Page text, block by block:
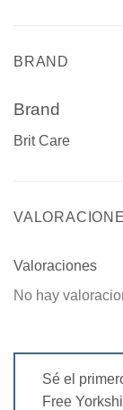
BRAND
Brand
Brit Care
Valoraciones
No hay
Sé el
Free